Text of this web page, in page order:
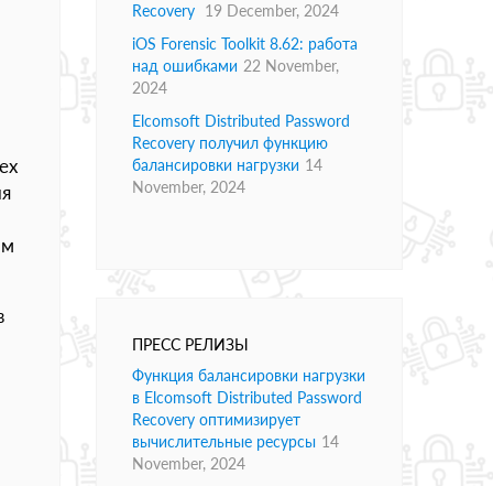
Recovery 19 December, 2024
iOS Forensic Toolkit 8.62: работа
над ошибками 22 November,
2024
Elcomsoft Distributed Password
Recovery получил функцию
балансировки нагрузки 14
November, 2024
ПРЕСС РЕЛИЗЫ
Функция балансировки нагрузки
в Elcomsoft Distributed Password
Recovery оптимизирует
вычислительные ресурсы 14
November, 2024